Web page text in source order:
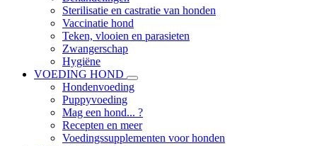
Sterilisatie en castratie van honden
Vaccinatie hond
Teken, vlooien en parasieten
Zwangerschap
Hygiëne
VOEDING HOND
Hondenvoeding
Puppyvoeding
Mag een hond... ?
Recepten en meer
Voedingssupplementen voor honden